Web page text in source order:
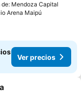
de: Mendoza Capital
Arena Maipú
Ver precios